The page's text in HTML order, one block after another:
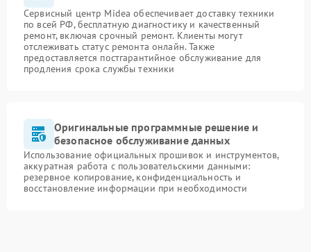
Сервисный центр Midea обеспечивает доставку техники
по всей РФ, бесплатную диагностику и качественный
ремонт, включая срочный ремонт. Клиенты могут
отслеживать статус ремонта онлайн. Также
предоставляется постгарантийное обслуживание для
продления срока службы техники
Оригинальные программные решение и
безопасное обслуживание данных
Использование официальных прошивок и инструментов,
аккуратная работа с пользовательскими данными:
резервное копирование, конфиденциальность и
восстановление информации при необходимости